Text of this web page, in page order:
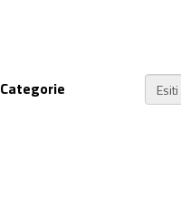
Categorie